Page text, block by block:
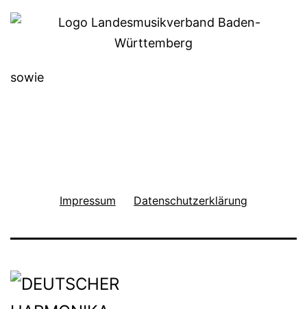
sowie
Impressum Datenschutzerklärung